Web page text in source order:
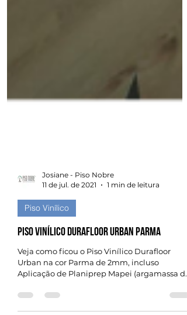
11 de jul. de 2021
1 min de leitura
Piso Vinílico
Piso Vinílico Durafloor Urban Parma
Veja como ficou o Piso Vinílico Durafloor